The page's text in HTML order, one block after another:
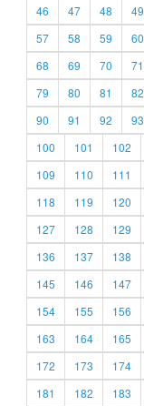
46
47 48 49
57
58 59 60
68
69 70 71
79
80 81 82
90
91 92 93
100
101 102
109
110 111
118
119 120
127
128 129
136
137 138
145
146 147
154
155 156
163
164 165
172
173 174
181
182 183